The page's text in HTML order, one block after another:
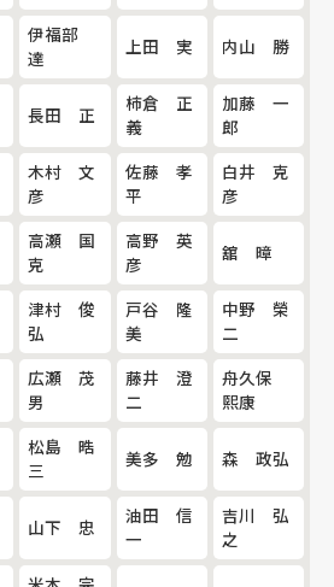
伊福部
達
上田 実 内山 勝
長田 正
柿倉 正
義
加藤 一
郎
木村 文
彦
佐藤 孝
平
白井 克
彦
高瀬 国
克
高野 英
彦
舘 暲
津村 俊
弘
戸谷 隆
美
中野 榮
二
広瀬 茂
男
藤井 澄
二
舟久保
煕康
松島 晧
三
美多 勉 森 政弘
山下 忠
油田 信
一
吉川 弘
之